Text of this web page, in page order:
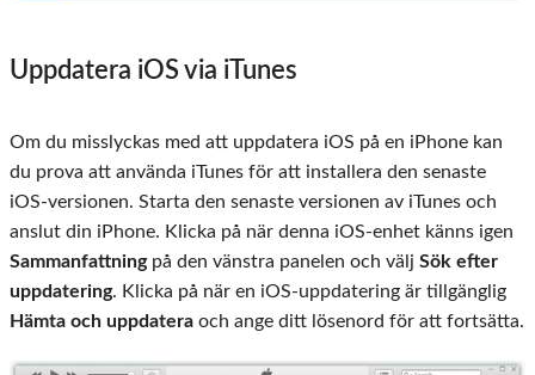
Uppdatera iOS via iTunes
Om du misslyckas med att uppdatera iOS på en iPhone kan
du prova att använda iTunes för att installera den senaste
iOS-versionen. Starta den senaste versionen av iTunes och
anslut din iPhone. Klicka på när denna iOS-enhet känns igen
Sammanfattningpå den vänstra panelen och välj Sök efter
uppdatering. Klicka på när en iOS-uppdatering är tillgänglig
Hämta och uppdatera och ange ditt lösenord för att fortsätta.